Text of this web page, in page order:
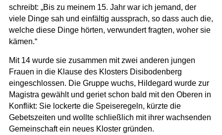
schreibt: „Bis zu meinem 15. Jahr war ich jemand, der
viele Dinge sah und einfältig aussprach, so dass auch die,
welche diese Dinge hörten, verwundert fragten, woher sie
kämen.“
Mit 14 wurde sie zusammen mit zwei anderen jungen
Frauen in die Klause des Klosters Disibodenberg
eingeschlossen. Die Gruppe wuchs, Hildegard wurde zur
Magistra gewählt und geriet schon bald mit den Oberen in
Konflikt: Sie lockerte die Speiseregeln, kürzte die
Gebetszeiten und wollte schließlich mit ihrer wachsenden
Gemeinschaft ein neues Kloster gründen.